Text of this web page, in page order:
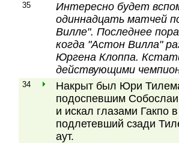
35
Интересно будет
одиннадцать матчей
Вилле". Последнее
когда "Астон Вилла"
Юргена Клоппа.
действующими
34
Накрыт был Юри
подоспевшим
и искал глазами Гакпо
подлетевший сзади
аут.